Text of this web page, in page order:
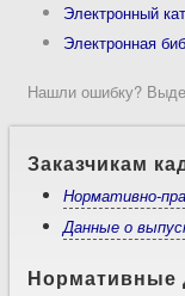
Электронный
Электронная
Нашли ошибку?
Заказчикам
Нормативно-
Данные о
Нормативные